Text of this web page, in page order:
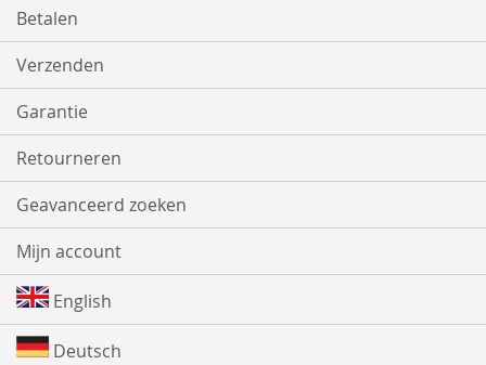
Betalen
Verzenden
Garantie
Retourneren
Geavanceerd zoeken
Mijn account
English
Deutsch